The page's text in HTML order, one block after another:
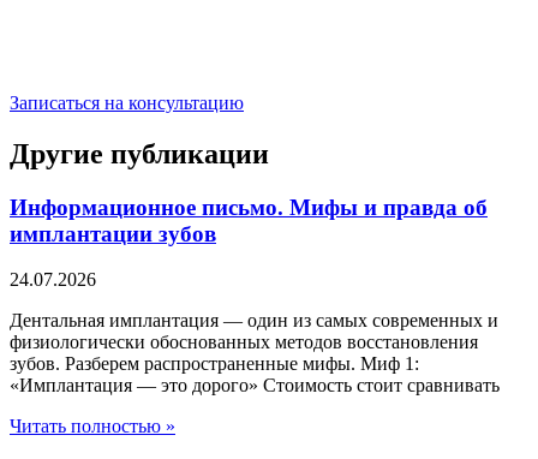
Записаться на консультацию
Другие публикации
Информационное письмо. Мифы и правда об
имплантации зубов
24.07.2026
Дентальная имплантация — один из самых современных и
физиологически обоснованных методов восстановления
зубов. Разберем распространенные мифы. Миф 1:
«Имплантация — это дорого» Стоимость стоит сравнивать
Читать полностью »